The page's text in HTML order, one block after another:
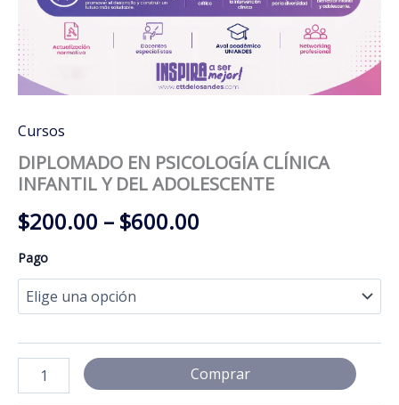
Cursos
DIPLOMADO EN PSICOLOGÍA CLÍNICA
INFANTIL Y DEL ADOLESCENTE
$200.00 – $600.00
$600.00
Pago
DIPLOMADO
Comprar